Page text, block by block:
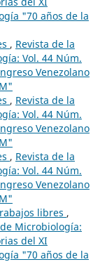
"70 años de la
, Revista de la
Vol. 44 Núm.
Venezolano
, Revista de la
Vol. 44 Núm.
Venezolano
, Revista de la
Vol. 44 Núm.
Venezolano
libres ,
Microbiología:
del XI
"70 años de la